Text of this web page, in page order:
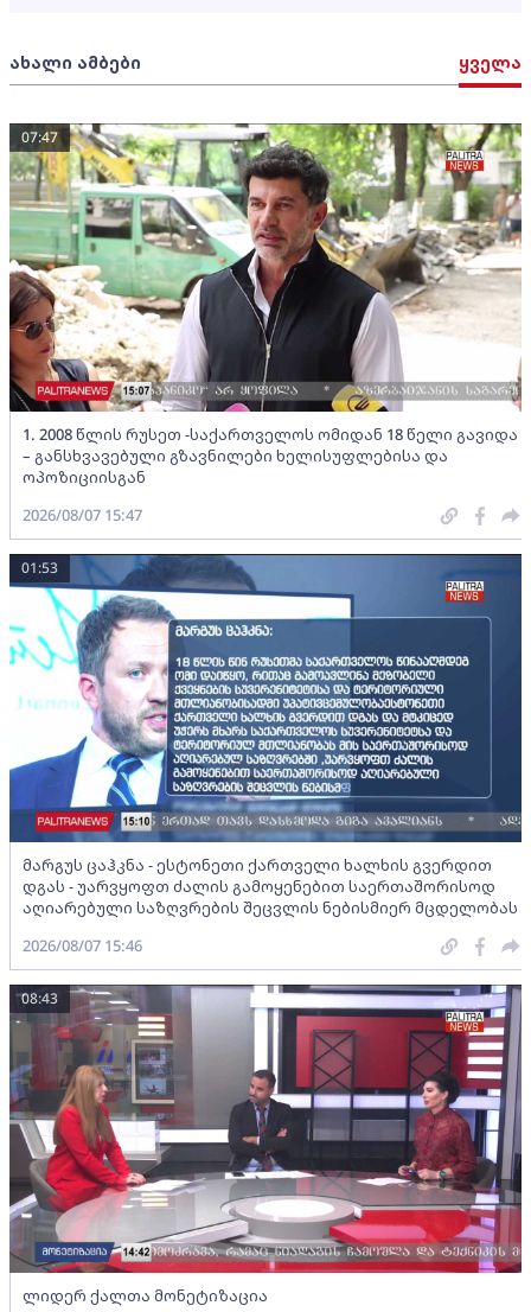
ახალი ამბები ყველა
1. 2008 წლის რუსეთ -საქართველოს ომიდან 18 წელი გავიდა
– განსხვავებული გზავნილები ხელისუფლებისა და
ოპოზიციისგან
07:47
2026/08/07 15:47
მარგუს ცაჰკნა - ესტონეთი ქართველი ხალხის გვერდით
დგას - უარვყოფთ ძალის გამოყენებით საერთაშორისოდ
აღიარებული საზღვრების შეცვლის ნებისმიერ მცდელობას
01:53
2026/08/07 15:46
ლიდერ ქალთა მონეტიზაცია
08:43